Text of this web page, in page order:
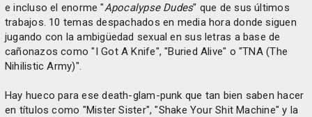
e incluso el enorme "Apocalypse Dudes" que de sus últimos
trabajos. 10 temas despachados en media hora donde siguen
jugando con la ambigüedad sexual en sus letras a base de
cañonazos como "I Got A Knife", "Buried Alive" o "TNA (The
Nihilistic Army)".
Hay hueco para ese death-glam-punk que tan bien saben hacer
en títulos como "Mister Sister", "Shake Your Shit Machine" y la